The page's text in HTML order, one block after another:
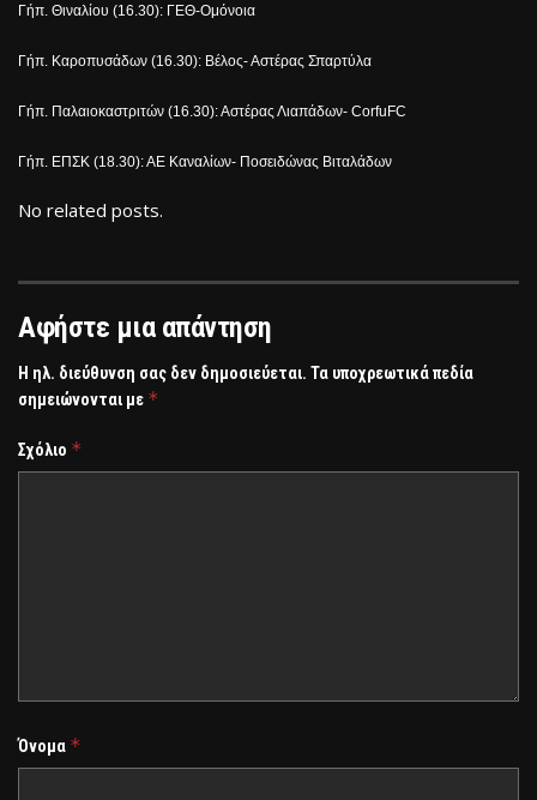
Γήπ. Θιναλίου (16.30): ΓΕΘ-Ομόνοια
Γήπ. Καροπυσάδων (16.30): Βέλος- Αστέρας Σπαρτύλα
Γήπ. Παλαιοκαστριτών (16.30): Αστέρας Λιαπάδων- CorfuFC
Γήπ. ΕΠΣΚ (18.30): ΑΕ Καναλίων- Ποσειδώνας Βιταλάδων
No related posts.
Αφήστε μια απάντηση
Η ηλ. διεύθυνση σας δεν δημοσιεύεται. Τα υποχρεωτικά πεδία
σημειώνονται με *
Σχόλιο *
Όνομα *